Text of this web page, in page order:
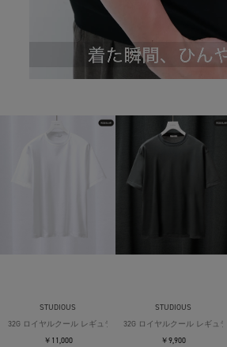
STUDIOUS
32G ロイヤルクール レギュラーTシャツ
￥11,000
STUDIOUS
32G ロイヤルクール レギュ
￥9,900